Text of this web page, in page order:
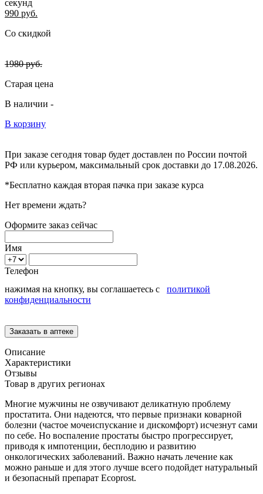
секунд
990 руб.
Со скидкой
1980руб.
Старая цена
В наличии -
В корзину
При заказе сегодня товар будет доставлен по России почтой
РФ или курьером, максимальный срок доставки до 17.08.2026.
*Бесплатно каждая вторая пачка при заказе курса
Нет времени ждать?
Оформите заказ сейчас
Имя
Телефон
нажимая на кнопку, вы соглашаетесь с политикой
конфиденциальности
Описание
Характеристики
Отзывы
Товар в других регионах
Многие мужчины не озвучивают деликатную проблему
простатита. Они надеются, что первые признаки коварной
болезни (частое мочеиспускание и дискомфорт) исчезнут сами
по себе. Но воспаление простаты быстро прогрессирует,
приводя к импотенции, бесплодию и развитию
онкологических заболеваний. Важно начать лечение как
можно раньше и для этого лучше всего подойдет натуральный
и безопасный препарат Ecoprost.